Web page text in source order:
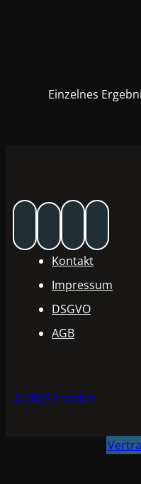
Einzelnes
Kontakt
Impressum
DSGVO
AGB
© 2025 Invadox